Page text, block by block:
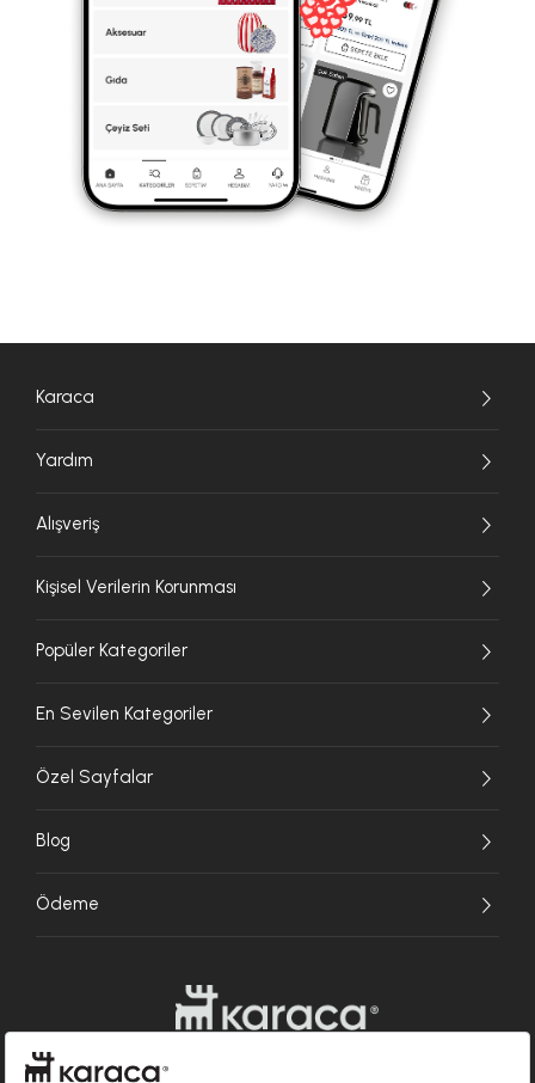
Karaca
Yardım
Alışveriş
Kişisel Verilerin Korunması
Popüler Kategoriler
En Sevilen Kategoriler
Özel Sayfalar
Blog
Ödeme